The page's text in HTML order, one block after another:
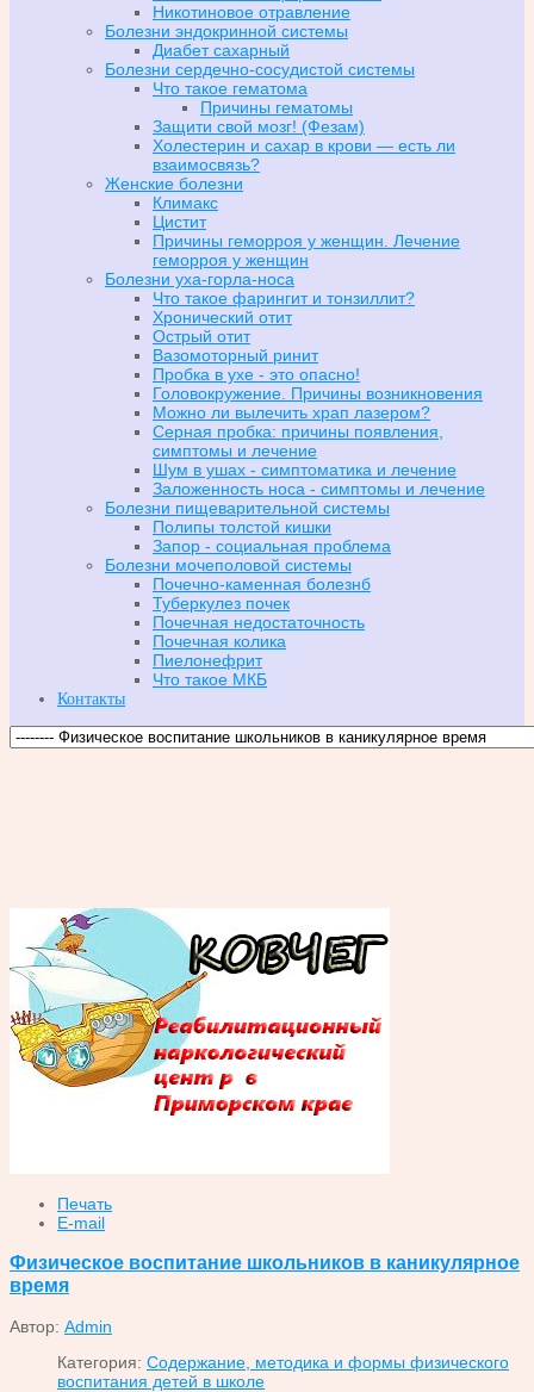
Никотиновое отравление
Болезни эндокринной системы
Диабет сахарный
Болезни сердечно-сосудистой системы
Что такое гематома
Причины гематомы
Защити свой мозг! (Фезам)
Холестерин и сахар в крови — есть ли
взаимосвязь?
Женские болезни
Климакс
Цистит
Причины геморроя у женщин. Лечение
геморроя у женщин
Болезни уха-горла-носа
Что такое фарингит и тонзиллит?
Хронический отит
Острый отит
Вазомоторный ринит
Пробка в ухе - это опасно!
Головокружение. Причины возникновения
Можно ли вылечить храп лазером?
Серная пробка: причины появления,
симптомы и лечение
Шум в ушах - симптоматика и лечение
Заложенность носа - симптомы и лечение
Болезни пищеварительной системы
Полипы толстой кишки
Запор - социальная проблема
Болезни мочеполовой системы
Почечно-каменная болезнб
Туберкулез почек
Почечная недостаточность
Почечная колика
Пиелонефрит
Что такое МКБ
Контакты
Печать
E-mail
Физическое воспитание школьников в каникулярное
время
Автор: Admin
Категория: Содержание, методика и формы физического
воспитания детей в школе